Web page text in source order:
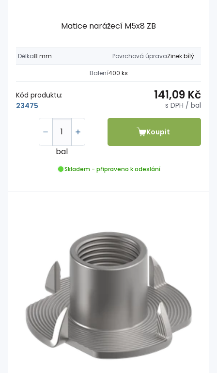
Matice narážecí M5x8 ZB
Délka8 mm Povrchová úpravaZinek bílý
Balení400 ks
Kód produktu:
23475
141,09 Kč
s DPH / bal
bal
Koupit
Skladem - připraveno k odeslání